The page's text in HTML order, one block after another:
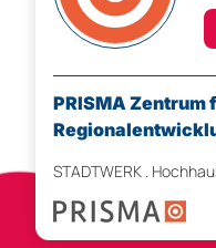
PRISMA Zentrum
STADTWERK .